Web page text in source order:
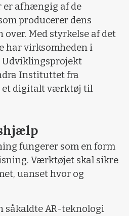
er afhængig af de
producerer dens
Med styrkelse af det
har virksomheden i
Udviklingsprojekt
Instituttet fra
et digitalt værktøj til
fungerer som en form
Værktøjet skal sikre
uanset hvor og
såkaldte AR-teknologi